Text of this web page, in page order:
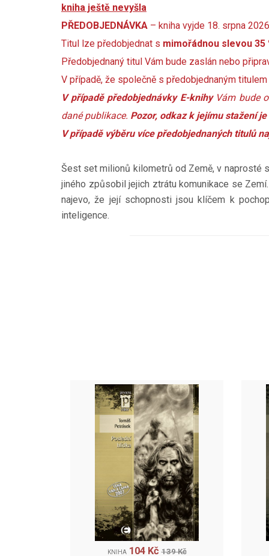
kniha ještě nevyšla
PŘEDOBJEDNÁVKA – kniha vyjde 18. srpna
Titul lze předobjednat s mimořádnou slevou 35
Předobjednaný titul Vám bude zaslán nebo
V případě, že společně s předobjednaným
V případě předobjednávky E-knihyVám bude
dané publikace. Pozor, odkaz k jejímu stažení
V případě výběru více předobjednaných titulů
Šest set milionů kilometrů od Země, v naprosté
jiného způsobil jejich ztrátu komunikace se
najevo, že její schopnosti jsou klíčem k
inteligence.
KNIHA 104 Kč 139 Kč